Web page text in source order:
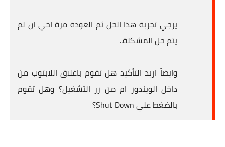
يرجي تجربة هذا الحل ثم العودة مرة اخي ان لم
يتم حل المشكلة..
وايضاً اريد التأكيد هل تقوم باغلاق اللابتوب من
داخل الويندوز ام من زر التشغيل؟ وهل تقوم
بالضغط علي Shut Down؟